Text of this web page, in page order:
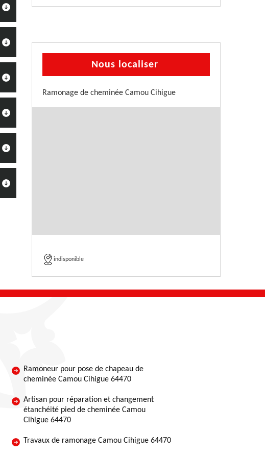
Nous localiser
Ramonage de cheminée Camou Cihigue
indisponible
Ramoneur pour pose de chapeau de
cheminée Camou Cihigue 64470
Artisan pour réparation et changement
étanchéité pied de cheminée Camou
Cihigue 64470
Travaux de ramonage Camou Cihigue 64470